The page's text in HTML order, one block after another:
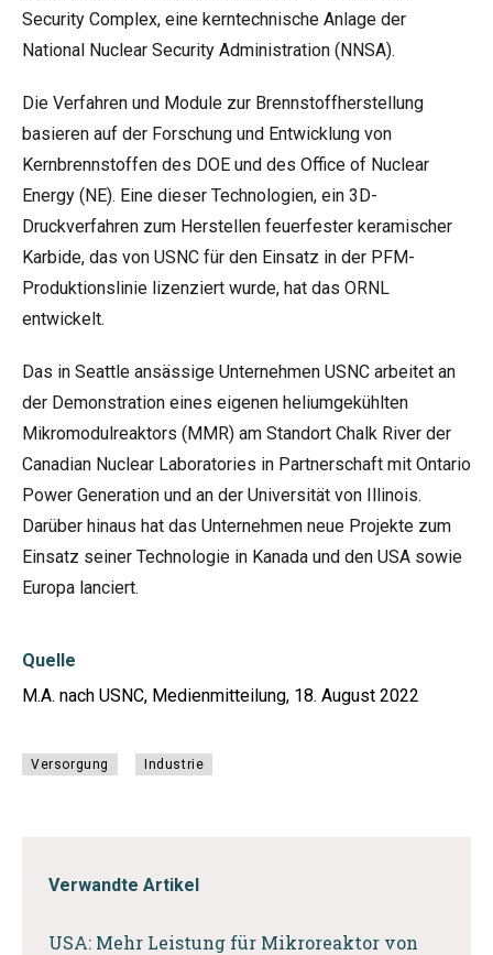
Security Complex, eine kerntechnische Anlage der
National Nuclear Security Administration (NNSA).
Die Verfahren und Module zur Brennstoffherstellung
basieren auf der Forschung und Entwicklung von
Kernbrennstoffen des DOE und des Office of Nuclear
Energy (NE). Eine dieser Technologien, ein 3D-
Druckverfahren zum Herstellen feuerfester keramischer
Karbide, das von USNC für den Einsatz in der PFM-
Produktionslinie lizenziert wurde, hat das ORNL
entwickelt.
Das in Seattle ansässige Unternehmen USNC arbeitet an
der Demonstration eines eigenen heliumgekühlten
Mikromodulreaktors (MMR) am Standort Chalk River der
Canadian Nuclear Laboratories in Partnerschaft mit Ontario
Power Generation und an der Universität von Illinois.
Darüber hinaus hat das Unternehmen neue Projekte zum
Einsatz seiner Technologie in Kanada und den USA sowie
Europa lanciert.
Quelle
M.A. nach USNC, Medienmitteilung, 18. August 2022
Versorgung Industrie
Verwandte Artikel
USA: Mehr Leistung für Mikroreaktor von